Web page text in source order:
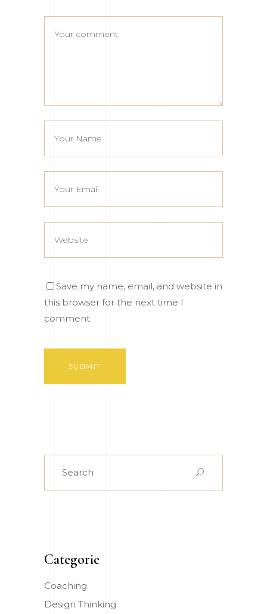
Save my name, email, and website in
this browser for the next time I
comment.
SUBMIT
Categorie
Coaching
Design Thinking